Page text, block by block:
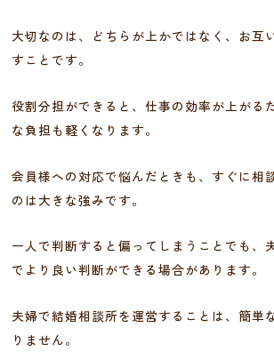
大切なのは、どちらが上かではなく、お互
すことです。
役割分担ができると、仕事の効率が上がる
な負担も軽くなります。
会員様への対応で悩んだときも、すぐに相
のは大きな強みです。
一人で判断すると偏ってしまうことでも、
でより良い判断ができる場合があります。
夫婦で結婚相談所を運営することは、簡単
りません。